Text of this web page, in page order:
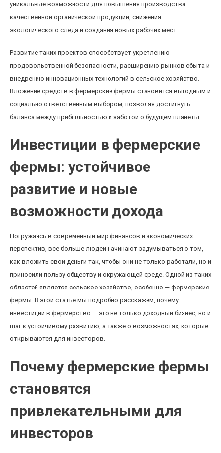
уникальные возможности для повышения производства
качественной органической продукции, снижения
экологического следа и создания новых рабочих мест.
Развитие таких проектов способствует укреплению
продовольственной безопасности, расширению рынков сбыта и
внедрению инновационных технологий в сельское хозяйство.
Вложение средств в фермерские фермы становится выгодным и
социально ответственным выбором, позволяя достигнуть
баланса между прибыльностью и заботой о будущем планеты.
Инвестиции в фермерские
фермы: устойчивое
развитие и новые
возможности дохода
Погружаясь в современный мир финансов и экономических
перспектив, все больше людей начинают задумываться о том,
как вложить свои деньги так, чтобы они не только работали, но и
приносили пользу обществу и окружающей среде. Одной из таких
областей является сельское хозяйство, особенно — фермерские
фермы. В этой статье мы подробно расскажем, почему
инвестиции в фермерство — это не только доходный бизнес, но и
шаг к устойчивому развитию, а также о возможностях, которые
открываются для инвесторов.
Почему фермерские фермы
становятся
привлекательными для
инвесторов